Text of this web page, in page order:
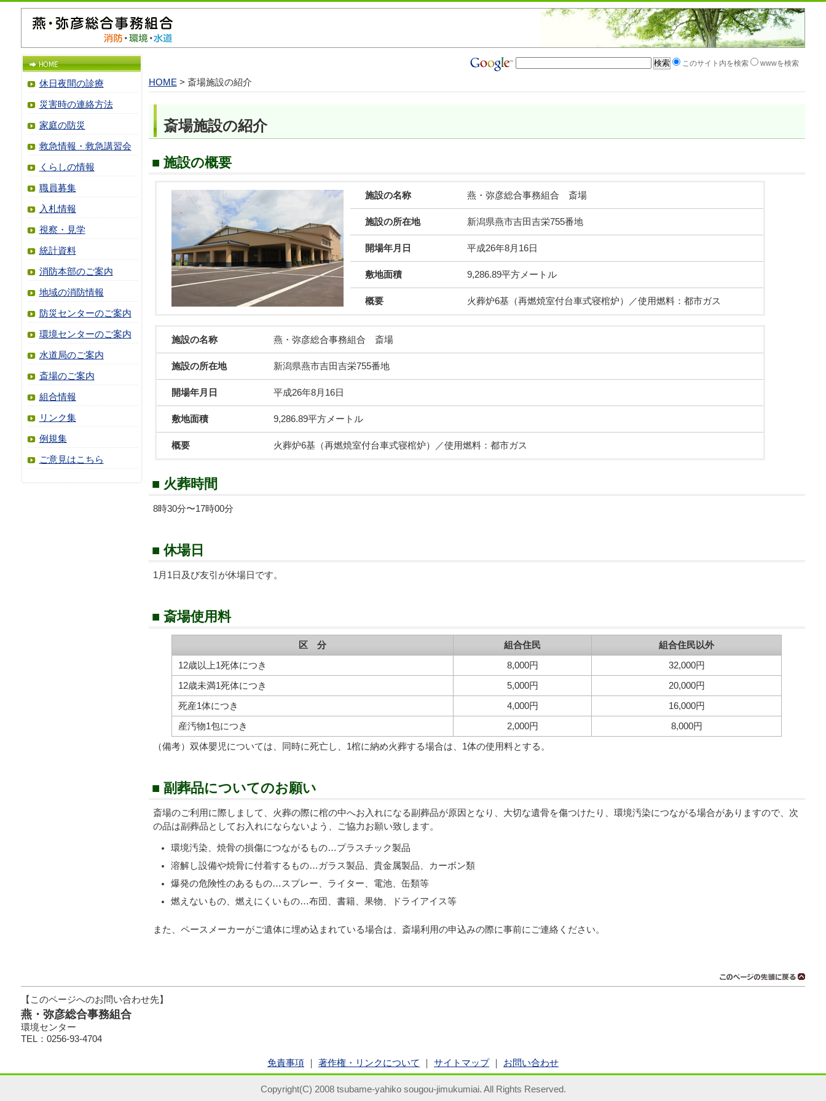
休日夜間の診療
災害時の連絡方法
家庭の防災
救急情報・救急講習会
くらしの情報
職員募集
入札情報
視察・見学
統計資料
消防本部のご案内
地域の消防情報
防災センターのご案内
環境センターのご案内
水道局のご案内
斎場のご案内
組合情報
リンク集
例規集
ご意見はこちら
このサイト内を検索 wwwを検索
HOME > 斎場施設の紹介
斎場施設の紹介
■ 施設の概要
施設の名称 燕・弥彦総合事務組合 斎場
施設の所在地 新潟県燕市吉田吉栄755番地
開場年月日 平成26年8月16日
敷地面積 9,286.89平方メートル
概要 火葬炉6基（再燃焼室付台車式寝棺炉）／使用燃料：都市ガス
施設の名称 燕・弥彦総合事務組合 斎場
施設の所在地 新潟県燕市吉田吉栄755番地
開場年月日 平成26年8月16日
敷地面積 9,286.89平方メートル
概要 火葬炉6基（再燃焼室付台車式寝棺炉）／使用燃料：都市ガス
■ 火葬時間
8時30分〜17時00分
■ 休場日
1月1日及び友引が休場日です。
■ 斎場使用料
区 分 組合住民 組合住民以外
12歳以上1死体につき 8,000円 32,000円
12歳未満1死体につき 5,000円 20,000円
死産1体につき 4,000円 16,000円
産汚物1包につき 2,000円 8,000円
（備考）双体嬰児については、同時に死亡し、1棺に納め火葬する場合は、1体の使用料とする。
■ 副葬品についてのお願い
斎場のご利用に際しまして、火葬の際に棺の中へお入れになる副葬品が原因となり、大切な遺骨を傷つけたり、環境汚染につながる場合がありますので、次
の品は副葬品としてお入れにならないよう、ご協力お願い致します。
環境汚染、焼骨の損傷につながるもの…プラスチック製品
溶解し設備や焼骨に付着するもの…ガラス製品、貴金属製品、カーボン類
爆発の危険性のあるもの…スプレー、ライター、電池、缶類等
燃えないもの、燃えにくいもの…布団、書籍、果物、ドライアイス等
また、ペースメーカーがご遺体に埋め込まれている場合は、斎場利用の申込みの際に事前にご連絡ください。
【このページへのお問い合わせ先】
燕・弥彦総合事務組合
環境センター
TEL：0256-93-4704
免責事項 著作権・リンクについて サイトマップ｜ お問い合わせ
Copyright(C) 2008 tsubame-yahiko sougou-jimukumiai. All Rights Reserved.